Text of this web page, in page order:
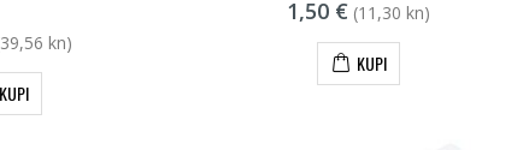
kn)
KUPI
1,50 € (11,30 kn)
KUPI